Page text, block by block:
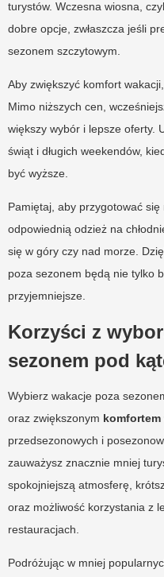
turystów. Wczesna wiosna,
dobre opcje, zwłaszcza jeśli
sezonem szczytowym.
Aby zwiększyć komfort
Mimo niższych cen,
większy wybór i lepsze oferty.
świąt i długich weekendów,
być wyższe.
Pamiętaj, aby przygotować
odpowiednią odzież na
się w góry czy nad morze.
poza sezonem będą nie tylko
przyjemniejsze.
Korzyści z
sezonem pod
Wybierz wakacje poza
oraz zwiększonym komfortem
przedsezonowych i
zauważysz znacznie mniej
spokojniejszą atmosferę,
oraz możliwość korzystania z
restauracjach.
Podróżując w mniej